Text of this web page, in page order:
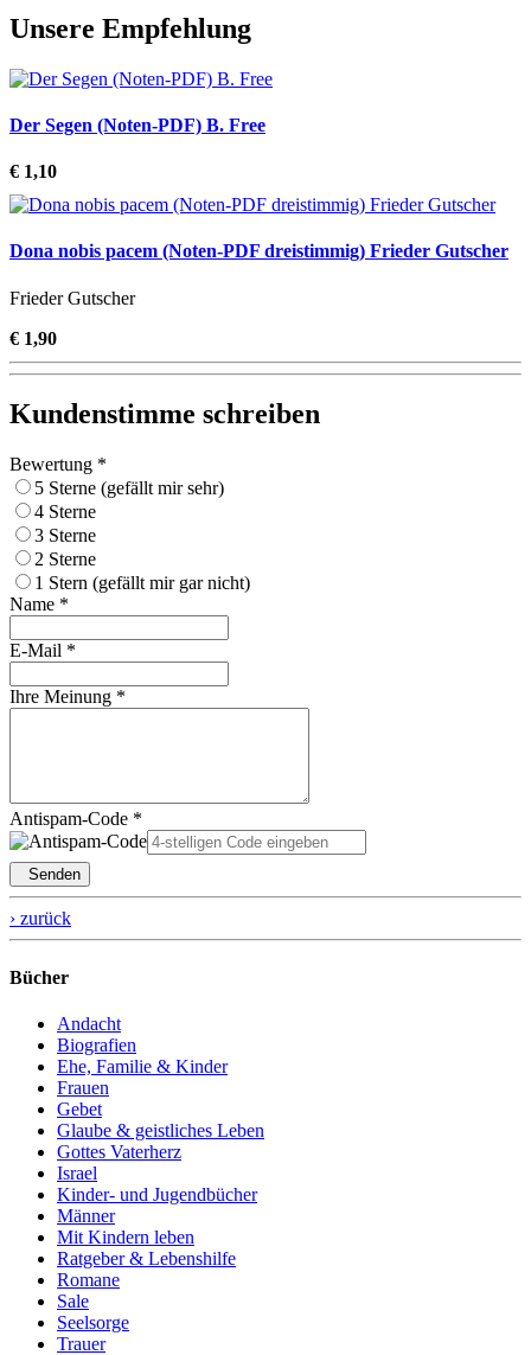
Unsere Empfehlung
Der Segen (Noten-PDF) B. Free
€ 1,10
Dona nobis pacem (Noten-PDF dreistimmig) Frieder Gutscher
Frieder Gutscher
€ 1,90
Kundenstimme schreiben
Bewertung *
5 Sterne (gefällt mir sehr)
4 Sterne
3 Sterne
2 Sterne
1 Stern (gefällt mir gar nicht)
Name *
E-Mail *
Ihre Meinung *
Antispam-Code *
Senden
› zurück
Bücher
Andacht
Biografien
Ehe, Familie & Kinder
Frauen
Gebet
Glaube & geistliches Leben
Gottes Vaterherz
Israel
Kinder- und Jugendbücher
Männer
Mit Kindern leben
Ratgeber & Lebenshilfe
Romane
Sale
Seelsorge
Trauer